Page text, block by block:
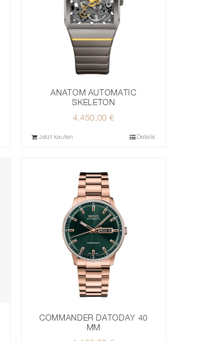
ANATOM AUTOMATIC
SKELETON
4.450,00 €
Jetzt kaufen Details
COMMANDER DATODAY 40
MM